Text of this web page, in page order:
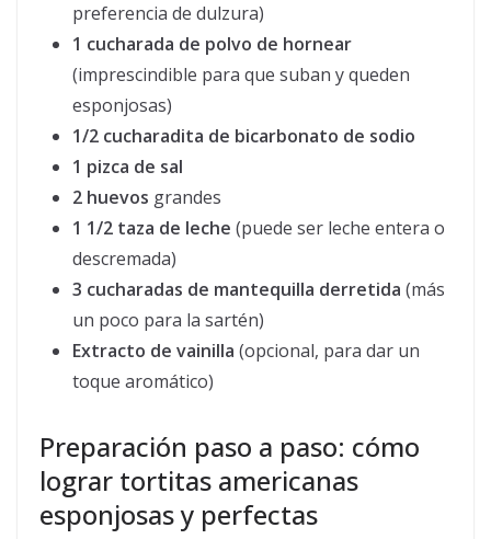
preferencia de dulzura)
1 cucharada de polvo de hornear
(imprescindible para que suban y queden
esponjosas)
1/2 cucharadita de bicarbonato de sodio
1 pizca de sal
2 huevos grandes
1 1/2 taza de leche (puede ser leche entera o
descremada)
3 cucharadas de mantequilla derretida (más
un poco para la sartén)
Extracto de vainilla (opcional, para dar un
toque aromático)
Preparación paso a paso: cómo
lograr tortitas americanas
esponjosas y perfectas